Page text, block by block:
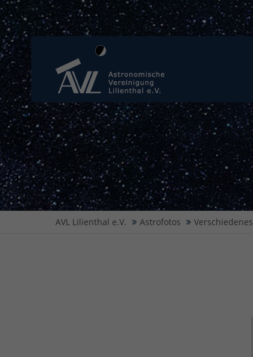
AVL Lilienthal e.V. Astrofotos Verschiedenes